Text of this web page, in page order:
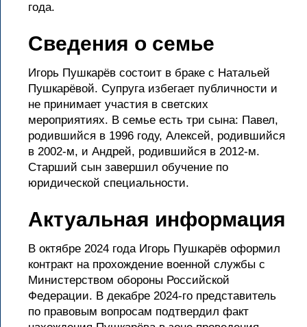
года.
Сведения о семье
Игорь Пушкарёв состоит в браке с Натальей
Пушкарёвой. Супруга избегает публичности и
не принимает участия в светских
мероприятиях. В семье есть три сына: Павел,
родившийся в 1996 году, Алексей, родившийся
в 2002-м, и Андрей, родившийся в 2012-м.
Старший сын завершил обучение по
юридической специальности.
Актуальная информация
В октябре 2024 года Игорь Пушкарёв оформил
контракт на прохождение военной службы с
Министерством обороны Российской
Федерации. В декабре 2024-го представитель
по правовым вопросам подтвердил факт